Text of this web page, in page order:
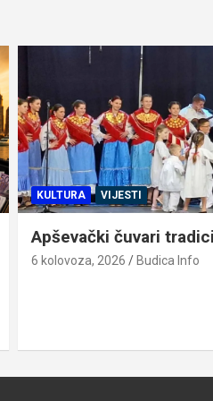
VIJESTI ŽUPANIJA
Slunj i Cerna – kad se
sastanu